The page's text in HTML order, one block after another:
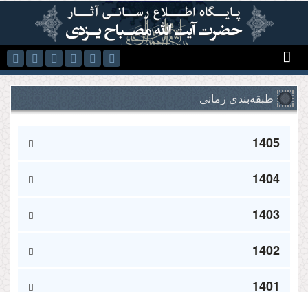
رفتن به محتوای اصلی
طبقه‌بندی زمانی
1405
1404
1403
1402
1401